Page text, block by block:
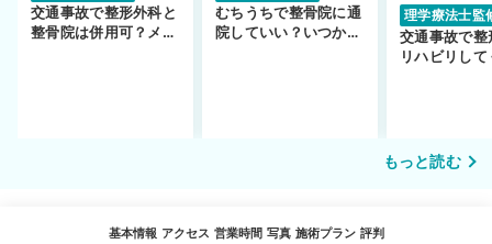
交通事故で整形外科と
整骨院は併用可？メリ
むちうちで整骨院に通
院していい？いつから
理学療法士監
交通事故で整
リハビリして
もっと読む
基本情報 アクセス 営業時間 写真 施術プラン 評判